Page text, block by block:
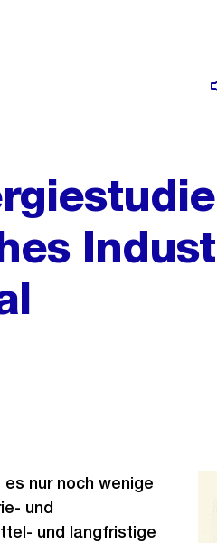
nur noch wenige
und
und langfristige